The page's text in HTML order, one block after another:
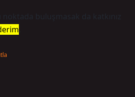
noktada buluşmasak da katkınız